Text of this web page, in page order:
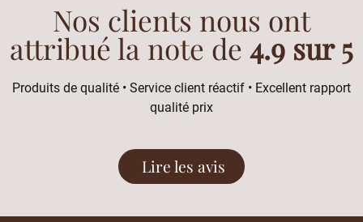
Nos clients nous ont
attribué la note de 4.9 sur 5
Produits de qualité • Service client réactif • Excellent rapport
qualité prix
Lire les avis